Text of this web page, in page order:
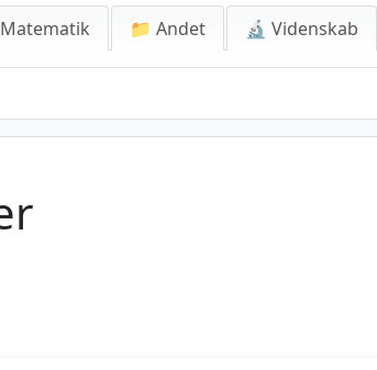
📁 Andet 🔬 Videnskab